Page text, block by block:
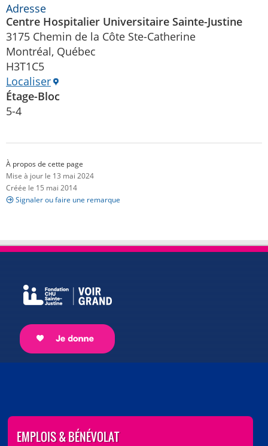
Adresse
Centre Hospitalier Universitaire Sainte-Justine
3175 Chemin de la Côte Ste-Catherine
Montréal, Québec
H3T1C5
Localiser
Étage-Bloc
5-4
À propos de cette page
Mise à jour le 13 mai 2024
Créée le 15 mai 2014
Signaler ou faire une remarque
EMPLOIS & BÉNÉVOLAT